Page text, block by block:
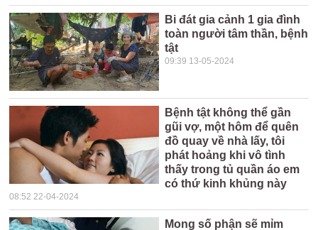
Bi đát gia cảnh 1 gia đình
toàn người tâm thần, bệnh
tật
09:39 13-05-2024
Bệnh tật không thể gần
gũi vợ, một hôm để quên
đồ quay về nhà lấy, tôi
phát hoảng khi vô tình
thấy trong tủ quần áo em
có thứ kinh khủng này
08:52 22-04-2024
Mong số phận sẽ mỉm